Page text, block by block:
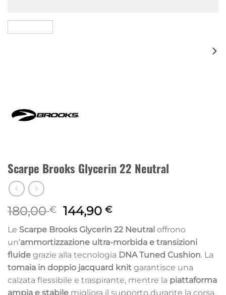
Scarpe Brooks Glycerin 22 Neutral
180,00€ Il
prezzo
originale
era:
180,00 €.
144,90€Il
attuale
è:
144,90 €.
Le Scarpe Brooks Glycerin 22 Neutral offrono
un’ammortizzazione ultra-morbida e transizioni
fluide grazie alla tecnologia DNA Tuned Cushion. La
tomaia in doppio jacquard knit garantisce una
calzata flessibile e traspirante, mentre la piattaforma
ampia e stabile migliora il supporto durante la corsa.